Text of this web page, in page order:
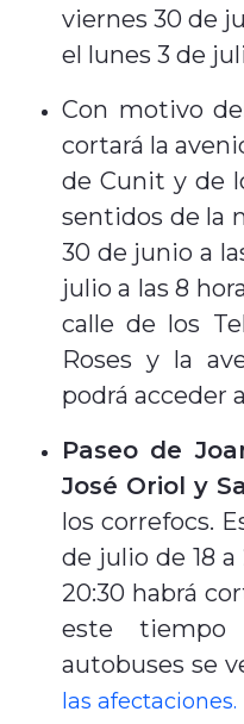
viernes 30 de
el lunes 3 de
Con motivo
cortará la
de Cunit y de
sentidos de la
30 de junio a
julio a las 8
calle de los
Roses y la
podrá acceder
Paseo de
José Oriol y
los correfocs.
de julio de 18
20:30 habrá
este
autobuses se
las afectaciones.